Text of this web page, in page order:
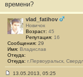
б
щ
е
н
и
#
4
времени?
vlad_fatihov
Новичок
Возраст: 45
Репутация: 16
Сообщения: 29
Имя: Владислав
Откуда:
Откуда: г.Первоуральск,
13.05.2013, 05:25